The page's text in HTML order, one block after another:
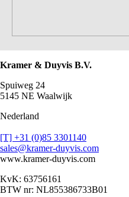
Kramer & Duyvis B.V.
Spuiweg 24
5145 NE Waalwijk
Nederland
[T] +31 (0)85 3301140
sales@kramer-duyvis.com
www.kramer-duyvis.com
KvK: 63756161
BTW nr: NL855386733B01